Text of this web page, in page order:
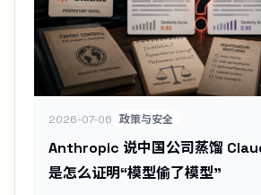
2026-07-06 政策与安全
Anthropic 说中国公司蒸馏
是怎么证明“模型偷了模型”